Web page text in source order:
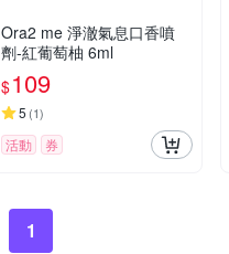
Ora2 me 淨澈氣息口香噴
劑-紅葡萄柚 6ml
$109
5 (1)
活動 券
1